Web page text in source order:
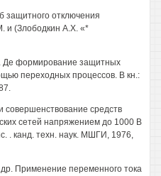
отключения
и (Злободкин А.Х. «*
Де формирование защитных
переходных процессов. В кн.:
совершенствование средств
сетей напряжением до 1000 В
. канд. техн. наук. МШГИ, 1976,
Применение переменного тока